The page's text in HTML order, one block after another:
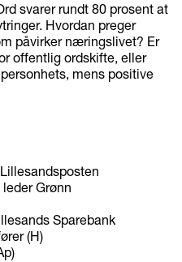
svarer rundt 80 prosent at
Hvordan preger
påvirker næringslivet? Er
offentlig ordskifte, eller
mens positive
Grønn
Sparebank
(H)